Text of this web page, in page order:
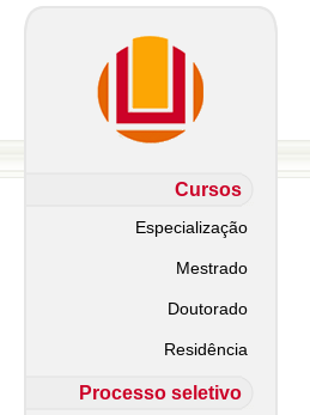
Cursos
Especialização
Mestrado
Doutorado
Residência
Processo seletivo